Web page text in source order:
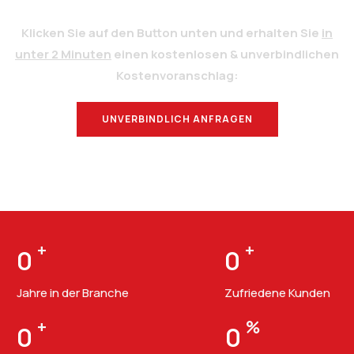
Klicken Sie auf den Button unten und erhalten Sie in
unter 2 Minuten einen kostenlosen & unverbindlichen
Kostenvoranschlag:
UNVERBINDLICH ANFRAGEN
0 +
Jahre in der Branche
0 +
Zufriedene Kunden
0 + 0 %